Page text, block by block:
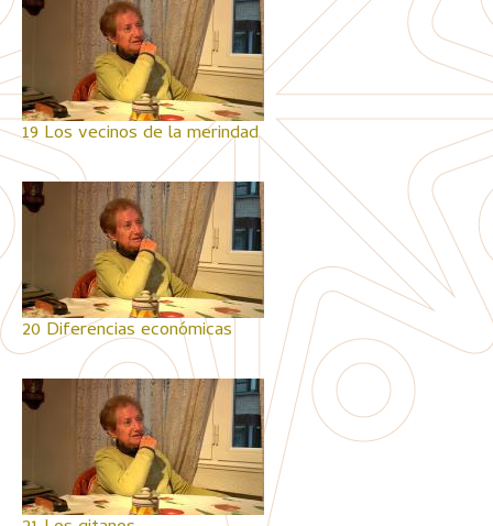
19 Los vecinos de la merindad
20 Diferencias económicas